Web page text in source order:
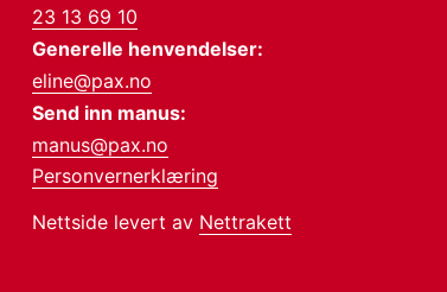
23 13 69 10
Generelle henvendelser:
eline@pax.no
Send inn manus:
manus@pax.no
Personvernerklæring
Nettside levert av Nettrakett